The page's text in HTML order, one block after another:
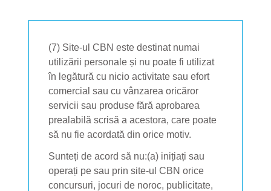
(7) Site-ul CBN este destinat numai
utilizării personale și nu poate fi utilizat
în legătură cu nicio activitate sau efort
comercial sau cu vânzarea oricăror
servicii sau produse fără aprobarea
prealabilă scrisă a acestora, care poate
să nu fie acordată din orice motiv.
Sunteți de acord să nu:(a) inițiați sau
operați pe sau prin site-ul CBN orice
concursuri, jocuri de noroc, publicitate,